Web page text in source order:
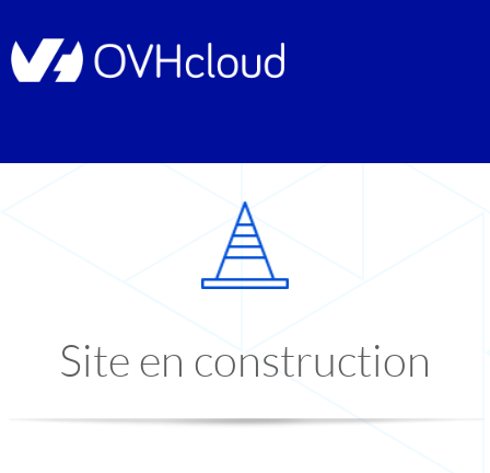
Site en construction